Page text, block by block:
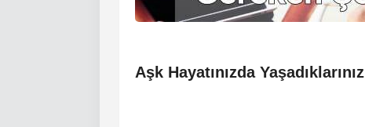
Aşk Hayatınızda Yaşadıklarınız